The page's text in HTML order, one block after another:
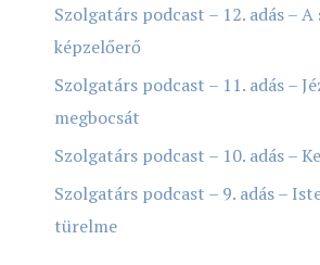
Szolgatárs podcast – 12. adás – A
képzelőerő
Szolgatárs podcast – 11. adás –
megbocsát
Szolgatárs podcast – 10. adás –
Szolgatárs podcast – 9. adás –
türelme